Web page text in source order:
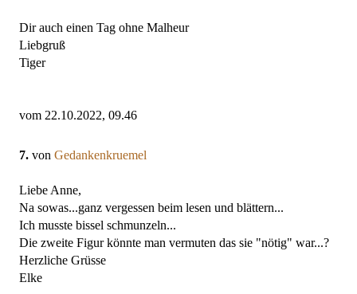
Dir auch einen Tag ohne Malheur
Liebgruß
Tiger
vom 22.10.2022, 09.46
7. von Gedankenkruemel
Liebe Anne,
Na sowas...ganz vergessen beim lesen und blättern...
Ich musste bissel schmunzeln...
Die zweite Figur könnte man vermuten das sie "nötig" war...?
Herzliche Grüsse
Elke